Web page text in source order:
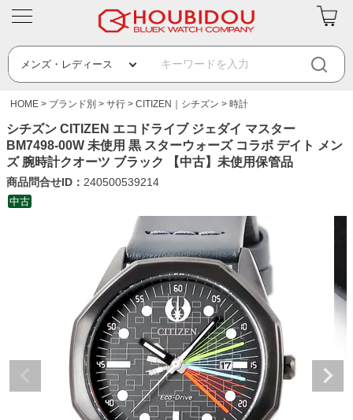
HOME ブランド別 サ行 CITIZEN｜シチズン 時計
シチズン CITIZEN エコドライブ ジェダイ マスター
BM7498-00W 未使用 黒 スターウォーズ コラボ デイト メン
ズ 腕時計クオーツ ブラック 【中古】未使用保管品
商品問合せID： 240500539214
中古